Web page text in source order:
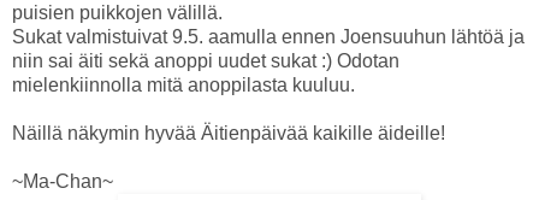
puisien puikkojen välillä.
Sukat valmistuivat 9.5. aamulla ennen Joensuuhun lähtöä ja
niin sai äiti sekä anoppi uudet sukat :) Odotan
mielenkiinnolla mitä anoppilasta kuuluu.
Näillä näkymin hyvää Äitienpäivää kaikille äideille!
~Ma-Chan~